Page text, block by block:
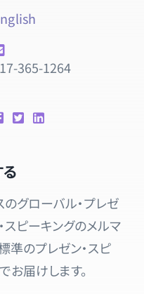
365-1264
のグローバル・プレゼ
スピーキングのメルマ
準のプレゼン・スピ
お届けします。